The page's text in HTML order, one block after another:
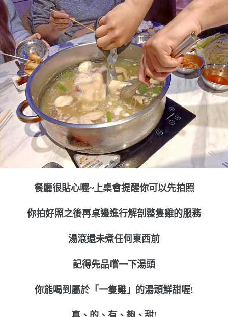
餐廳很貼心喔~上桌會提醒你可以先拍照
你拍好照之後再桌邊進行解剖整隻雞的服務
湯滾還未煮任何東西前
記得先品嚐一下湯頭
你能喝到屬於「一隻雞」的湯頭鮮甜喔!